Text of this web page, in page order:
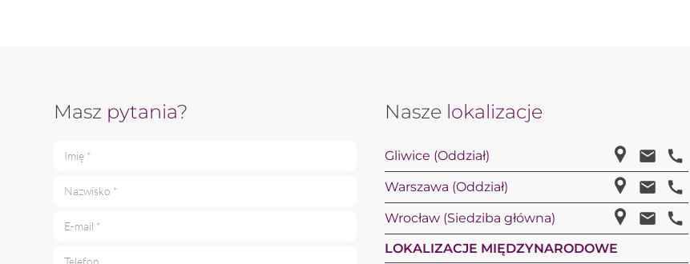
Masz pytania?
Imię *
Nazwisko *
E-mail *
Nasze lokalizacje
Gliwice (Oddział)
Warszawa (Oddział)
Wrocław (Siedziba główna)
LOKALIZACJE MIĘDZYNARODOWE